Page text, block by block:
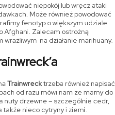
niepokój lub wręcz ataki
Może również powodować
fenotyp o większym udziale
Afghani. Zalecam ostrożną
na działanie marihuany.
Trainwrecktrzeba również napisać
od razu mówi nam że mamy do
nuty drzewne – szczególnie cedr,
także nieco cytryny i ziemi.